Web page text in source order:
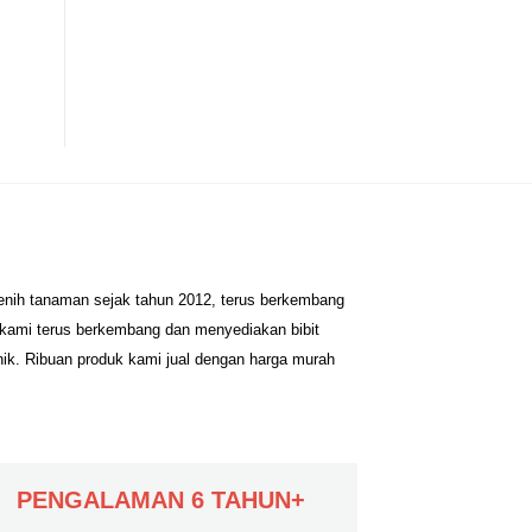
tanaman sejak tahun 2012, terus berkembang
terus berkembang dan menyediakan bibit
Ribuan produk kami jual dengan harga murah
PENGALAMAN 6 TAHUN+